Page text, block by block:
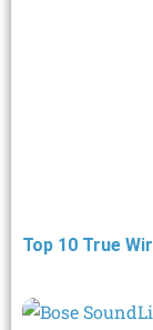
Top 10 True